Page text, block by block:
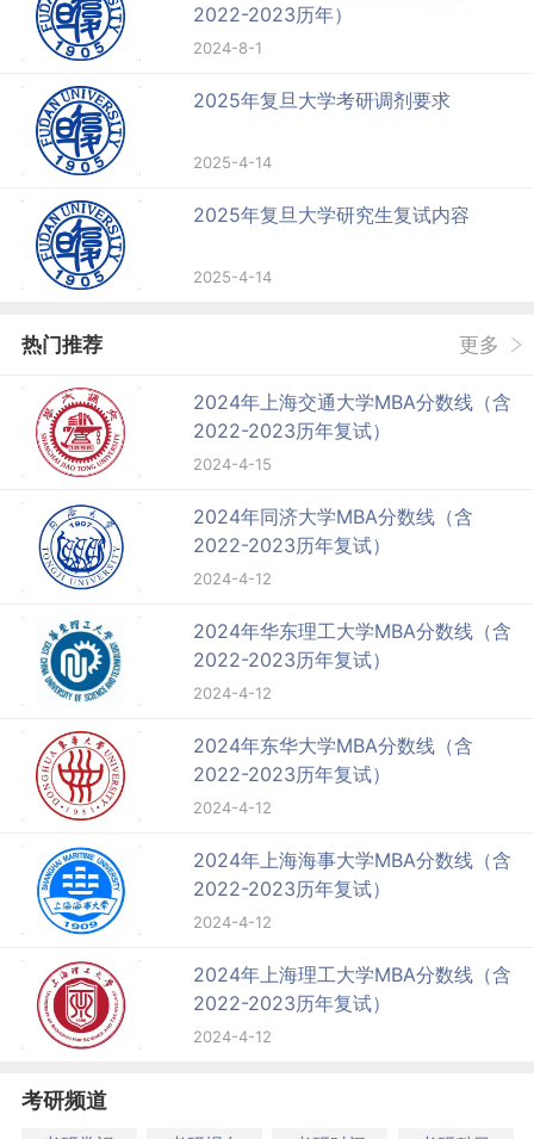
2022-2023历年）
2024-8-1
2025年复旦大学考研调剂要求
2025-4-14
2025年复旦大学研究生复试内容
2025-4-14
热门推荐 更多
2024年上海交通大学MBA分数线（含
2022-2023历年复试）
2024-4-15
2024年同济大学MBA分数线（含
2022-2023历年复试）
2024-4-12
2024年华东理工大学MBA分数线（含
2022-2023历年复试）
2024-4-12
2024年东华大学MBA分数线（含
2022-2023历年复试）
2024-4-12
2024年上海海事大学MBA分数线（含
2022-2023历年复试）
2024-4-12
2024年上海理工大学MBA分数线（含
2022-2023历年复试）
2024-4-12
考研频道